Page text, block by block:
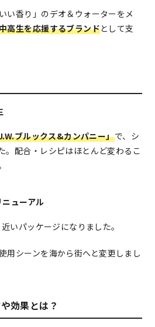
い香り」のデオ＆ウォーターをメ
高生を応援するブランドとして支
ブルックス&カンパニー」で、シ
。配合・レシピはほとんど変わるこ
ューアル
いパッケージになりました。
用シーンを海から街へと変更しまし
効果とは？